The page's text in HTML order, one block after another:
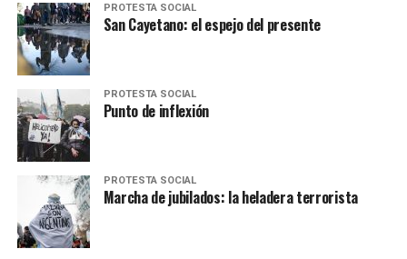
PROTESTA SOCIAL
San Cayetano: el espejo del presente
PROTESTA SOCIAL
Punto de inflexión
PROTESTA SOCIAL
Marcha de jubilados: la heladera terrorista